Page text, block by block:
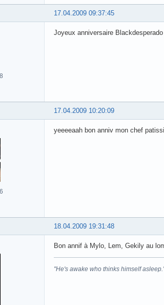
17.04.2009 09:37:45
Joyeux anniversaire Blackdesperado
17.04.2009 10:20:09
yeeeeaah bon anniv mon chef
18.04.2009 19:31:48
Bon annif à Mylo, Lem, Gekily au
"He's awake who thinks himself